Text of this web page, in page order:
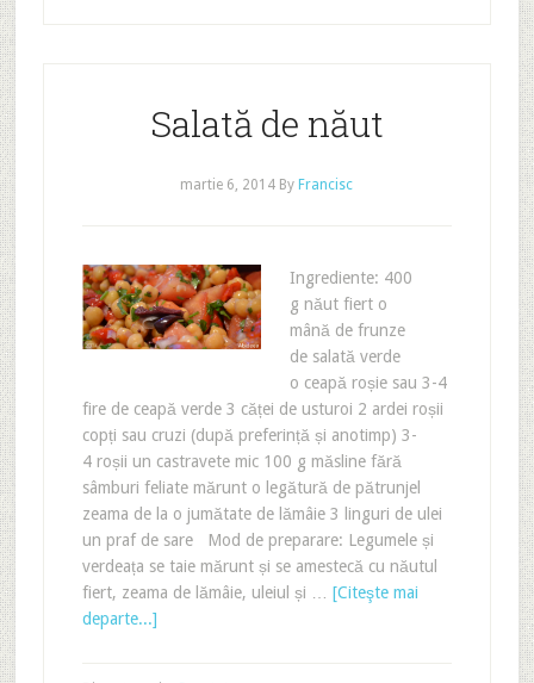
Salată de năut
martie 6, 2014 By Francisc
Ingrediente: 400
g năut fiert o
mână de frunze
de salată verde
o ceapă roșie sau 3-4
fire de ceapă verde 3 căței de usturoi 2 ardei roșii
copți sau cruzi (după preferință și anotimp) 3-
4 roșii un castravete mic 100 g măsline fără
sâmburi feliate mărunt o legătură de pătrunjel
zeama de la o jumătate de lămâie 3 linguri de ulei
un praf de sare Mod de preparare: Legumele și
verdeața se taie mărunt și se amestecă cu năutul
fiert, zeama de lămâie, uleiul și … [Citeşte mai
departe...]